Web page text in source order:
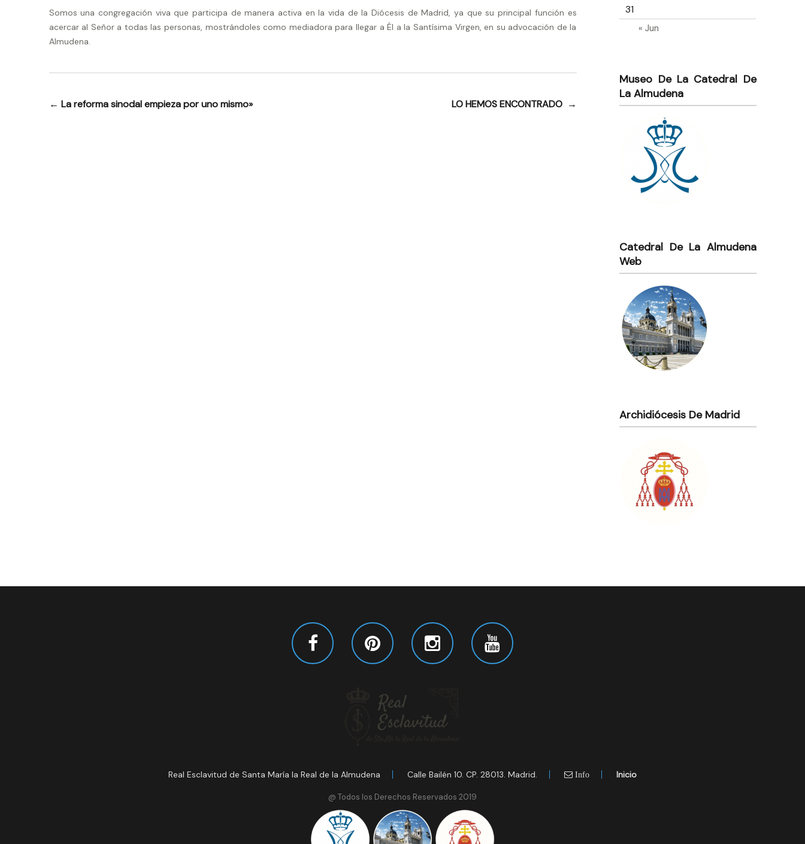
Somos una congregación viva que participa de manera activa en la vida de la Diócesis de Madrid, ya que su principal función es
acercar al Señor a todas las personas, mostrándoles como mediadora para llegar a Él a la Santísima Virgen, en su advocación de la
Almudena.
Navegación
← La reforma sinodal empieza por uno mismo» LO HEMOS ENCONTRADO →
« Jun
31
Museo De La Catedral De
La Almudena
Catedral De La Almudena
Web
Archidiócesis De Madrid
Real Esclavitud de Santa María la Real de la Almudena Calle Bailén 10. CP. 28013. Madrid. Info Inicio
@ Todos los Derechos Reservados 2019